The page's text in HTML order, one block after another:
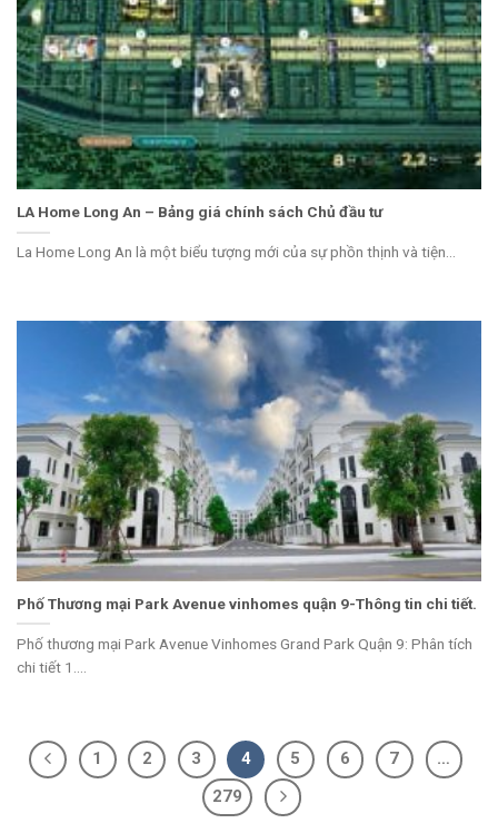
LA Home Long An – Bảng giá chính sách Chủ đầu tư
La Home Long An là một biểu tượng mới của sự phồn thịnh và tiện...
Phố Thương mại Park Avenue vinhomes quận 9-Thông tin chi tiết.
Phố thương mại Park Avenue Vinhomes Grand Park Quận 9: Phân tích
chi tiết 1....
1 2 3 4 5 6 7
…
279